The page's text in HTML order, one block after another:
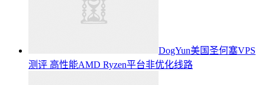
DogYun美国圣何塞VPS
测评 高性能AMD Ryzen平台非优化线路